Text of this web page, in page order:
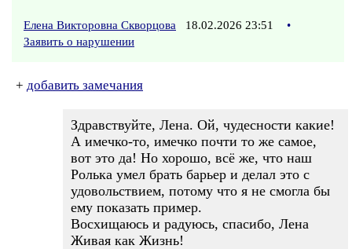
Елена Викторовна Скворцова 18.02.2026 23:51
•
Заявить о нарушении
+ добавить замечания
Здравствуйте, Лена. Ой, чудесности какие!
А имечко-то, имечко почти то же самое,
вот это да! Но хорошо, всё же, что наш
Ролька умел брать барьер и делал это с
удовольствием, потому что я не смогла бы
ему показать пример.
Восхищаюсь и радуюсь, спасибо, Лена
Живая как Жизнь!